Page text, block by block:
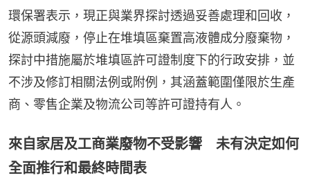
環保署表示，現正與業界探討透過妥善處理和回收，
從源頭減廢，停止在堆填區棄置高液體成分廢棄物，
探討中措施屬於堆填區許可證制度下的行政安排，並
不涉及修訂相關法例或附例，其涵蓋範圍僅限於生產
商、零售企業及物流公司等許可證持有人。
來自家居及工商業廢物不受影響 未有決定如何
全面推行和最終時間表